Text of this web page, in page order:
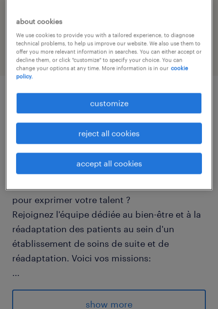
job category
health & social care, practitioner & technician
descriptif du poste
Passionné(e) par la kinésithérapie, prêt(e) à
pour exprimer votre talent ?
Rejoignez l'équipe dédiée au bien-être et à la
réadaptation des patients au sein d'un
établissement de soins de suite et de
réadaptation. Voici vos missions:
...
- Travailler du lundi au vendredi, horaire
8h30-12h00 / 13h00-16h30 (à confirmer).
show more
about cookies
We use cookies to provide you with a tailored experience, to diagnose
technical problems, to help us improve our website. We also use them to
offer you more relevant information in searches. You can either accept or
decline them, or click "customize" to specify your choice. You can
change your options at any time. More information is in our cookie
policy.
customize
reject all cookies
accept all cookies